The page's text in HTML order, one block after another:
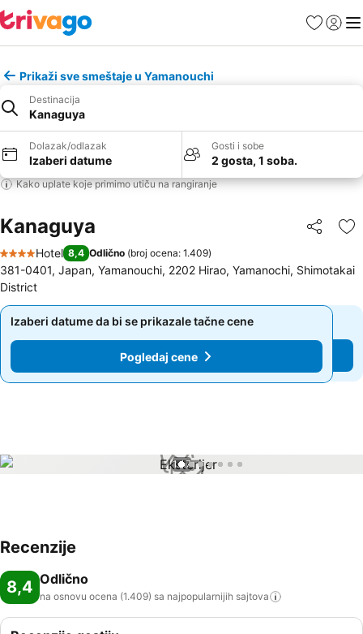
FavoritiPrijavi
Prikaži sve smeštaje u Yamanouchi
Destinacija
Kanaguya
Dolazak/odlazak
Izaberi datume
Gosti i sobe
2 gosta, 1 soba.
Kako uplate koje primimo utiču na rangiranje
Kanaguya Deli
4 Zvezdice
Hotel 8,4 Odlično (broj ocena: 1.409)
381-0401, Japan, Yamanouchi, 2202 Hirao, Yamanochi, Shimotakai
District
Izaberi datume da bi se prikazale tačne cene
Pogledaj cene
Izaberi datume da bi se prikazale tačne cene
Pogledaj cene
1 / 7
Recenzije
8,4 Odlično
na osnovu ocena (1.409) sa najpopularnijih sajtova